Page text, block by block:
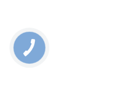
КНОПКА
ЗВ'ЯЗКУ